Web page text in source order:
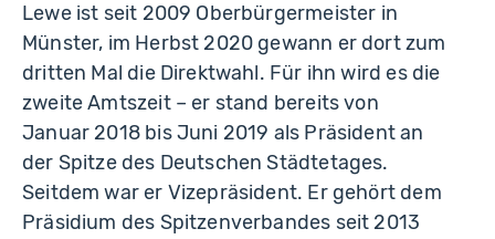
Lewe ist seit 2009 Oberbürgermeister in
Münster, im Herbst 2020 gewann er dort zum
dritten Mal die Direktwahl. Für ihn wird es die
zweite Amtszeit – er stand bereits von
Januar 2018 bis Juni 2019 als Präsident an
der Spitze des Deutschen Städtetages.
Seitdem war er Vizepräsident. Er gehört dem
Präsidium des Spitzenverbandes seit 2013